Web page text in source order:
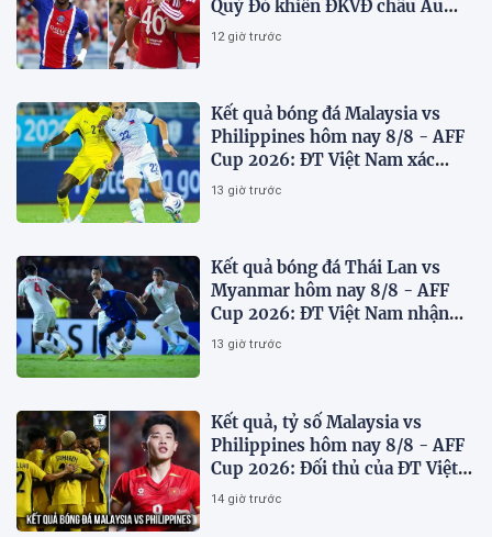
Quỷ Đỏ khiến ĐKVĐ châu Âu
toát mồ hôi
12 giờ trước
Kết quả bóng đá Malaysia vs
Philippines hôm nay 8/8 - AFF
Cup 2026: ĐT Việt Nam xác
định đối thủ
13 giờ trước
Kết quả bóng đá Thái Lan vs
Myanmar hôm nay 8/8 - AFF
Cup 2026: ĐT Việt Nam nhận
'chiến thư'
13 giờ trước
Kết quả, tỷ số Malaysia vs
Philippines hôm nay 8/8 - AFF
Cup 2026: Đối thủ của ĐT Việt
Nam lộ diện
14 giờ trước